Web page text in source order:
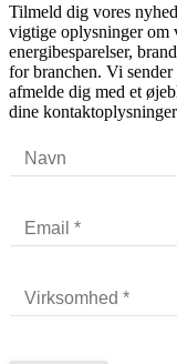
Tilmeld dig vores
vigtige oplysninger om
energibesparelser,
for branchen. Vi
afmelde dig med et
dine